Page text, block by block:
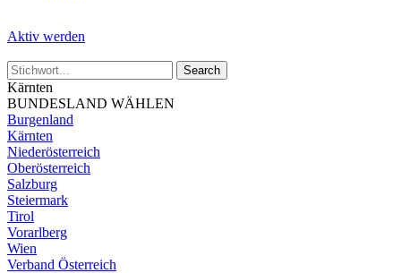
Aktiv werden
Kärnten
BUNDESLAND WÄHLEN
Burgenland
Kärnten
Niederösterreich
Oberösterreich
Salzburg
Steiermark
Tirol
Vorarlberg
Wien
Verband Österreich